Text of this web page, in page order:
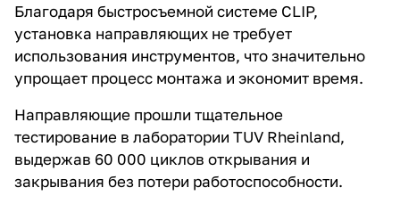
Благодаря быстросъемной системе CLIP,
установка направляющих не требует
использования инструментов, что значительно
упрощает процесс монтажа и экономит время.
Направляющие прошли тщательное
тестирование в лаборатории TUV Rheinland,
выдержав 60 000 циклов открывания и
закрывания без потери работоспособности.